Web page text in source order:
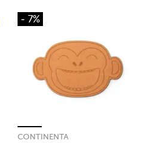
- 7%
CONTINENTA